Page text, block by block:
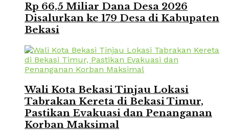
Rp 66,5 Miliar Dana Desa 2026
Disalurkan ke 179 Desa di Kabupaten
Bekasi
Wali Kota Bekasi Tinjau Lokasi
Tabrakan Kereta di Bekasi Timur,
Pastikan Evakuasi dan Penanganan
Korban Maksimal